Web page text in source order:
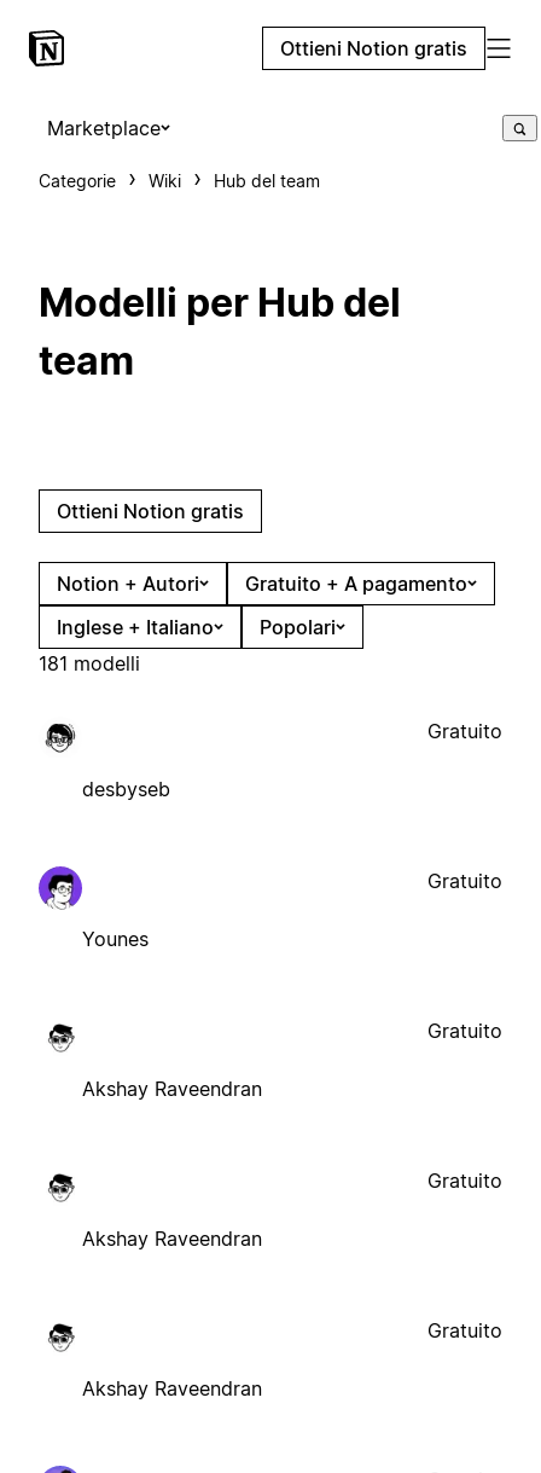
Ottieni Notion gratis
Marketplace
Categorie Wiki Hub del team
Modelli per Hub del
team
Ottieni Notion gratis
Notion + Autori
Gratuito + A pagamento
Inglese + Italiano
Popolari
181 modelli
desbyseb
Gratuito
Younes
Gratuito
Akshay Raveendran
Gratuito
Akshay Raveendran
Gratuito
Akshay Raveendran
Gratuito